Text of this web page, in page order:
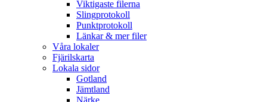
Viktigaste filerna
Slingprotokoll
Punktprotokoll
Länkar & mer filer
Våra lokaler
Fjärilskarta
Lokala sidor
Gotland
Jämtland
Närke